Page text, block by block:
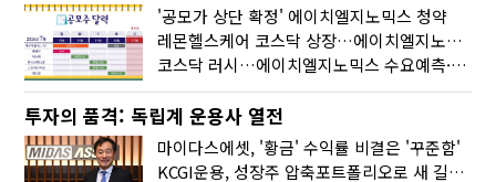
'공모가 상단 확정' 에이치엘지노믹스 청약
레몬헬스케어 코스닥 상장…에이치엘지노믹스 수요예측
코스닥 러시…에이치엘지노믹스 수요예측·레메디 청약
투자의 품격: 독립계 운용사 열전
마이다스에셋, '황금' 수익률 비결은 '꾸준함'
KCGI운용, 성장주 압축포트폴리오로 새 길을 그리다